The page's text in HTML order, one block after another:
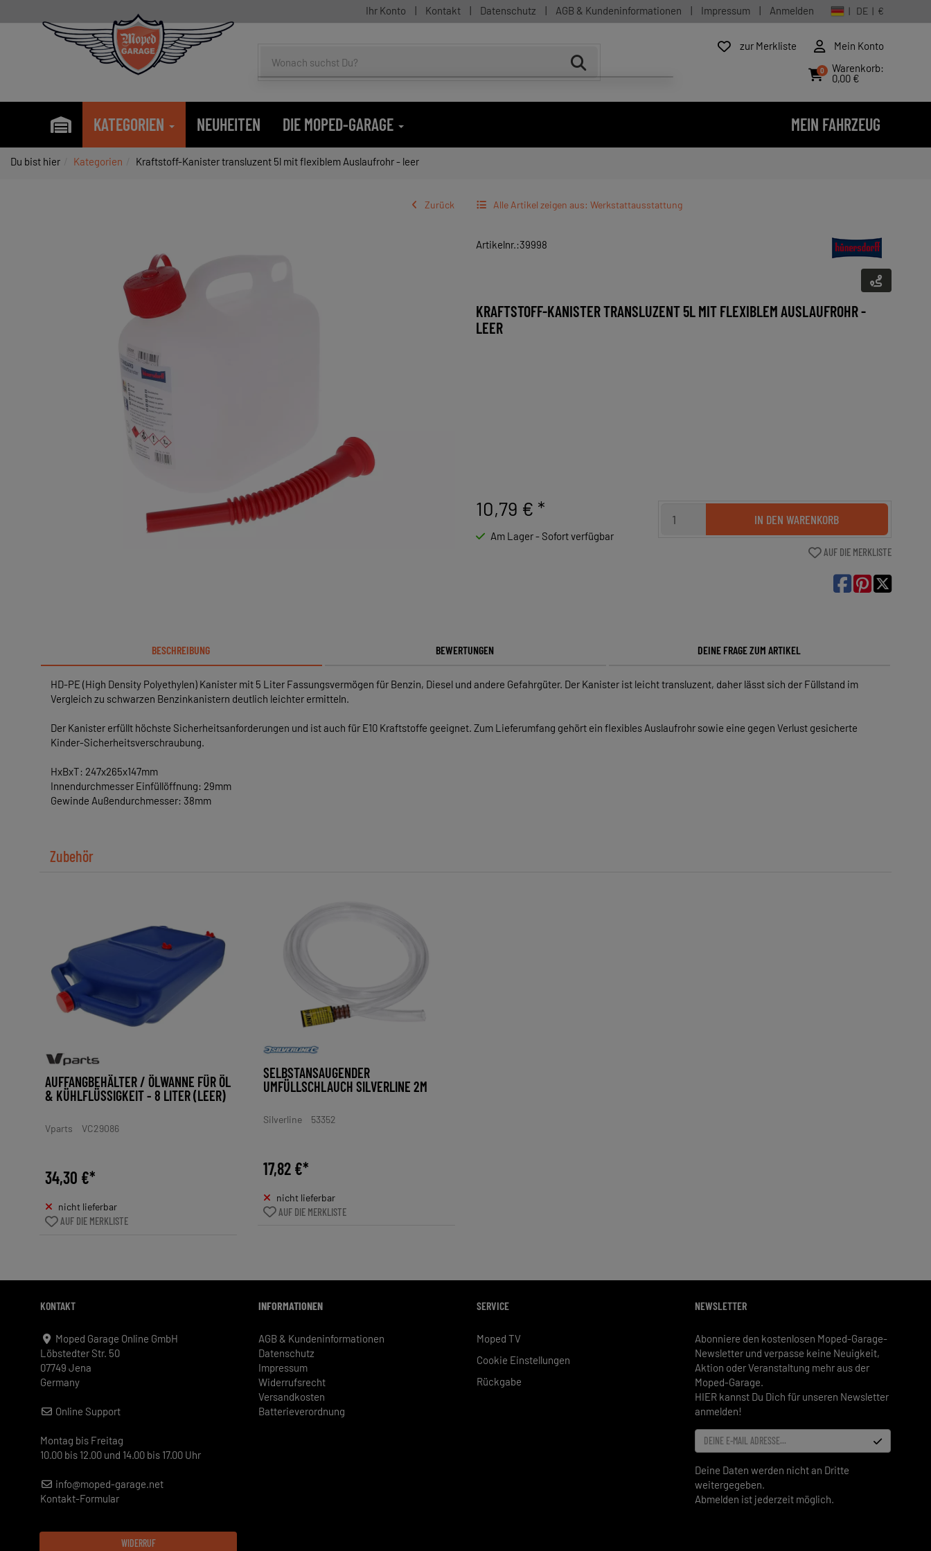
Ihr Konto | Kontakt | Datenschutz | AGB & Kundeninformationen | Impressum | Anmelden | DE | €
zur Merkliste Mein Konto
0
Warenkorb:
0,00 €
KATEGORIEN NEUHEITEN DIE MOPED-GARAGE MEIN FAHRZEUG
Du bist hier Kategorien Kraftstoff-Kanister transluzent 5l mit flexiblem Auslaufrohr - leer
Zurück Alle Artikel zeigen aus: Werkstattausstattung
Artikelnr.:39998
KRAFTSTOFF-KANISTER TRANSLUZENT 5L MIT FLEXIBLEM AUSLAUFROHR -
LEER
10,79 € *
Am Lager - Sofort verfügbar
IN DEN WARENKORB
AUF DIE MERKLISTE

BESCHREIBUNG BEWERTUNGEN DEINE FRAGE ZUM ARTIKEL
HD-PE (High Density Polyethylen) Kanister mit 5 Liter Fassungsvermögen für Benzin, Diesel und andere Gefahrgüter. Der Kanister ist leicht transluzent, daher lässt sich der Füllstand im
Vergleich zu schwarzen Benzinkanistern deutlich leichter ermitteln.
Der Kanister erfüllt höchste Sicherheitsanforderungen und ist auch für E10 Kraftstoffe geeignet. Zum Lieferumfang gehört ein flexibles Auslaufrohr sowie eine gegen Verlust gesicherte
Kinder-Sicherheitsverschraubung.
HxBxT: 247x265x147mm
Innendurchmesser Einfüllöffnung: 29mm
Gewinde Außendurchmesser: 38mm
Zubehör
AUFFANGBEHÄLTER / ÖLWANNE FÜR ÖL
& KÜHLFLÜSSIGKEIT - 8 LITER (LEER)
Vparts VC29086
34,30 €*
nicht lieferbar
AUF DIE MERKLISTE
SELBSTANSAUGENDER
UMFÜLLSCHLAUCH SILVERLINE 2M
Silverline 53352
17,82 €*
nicht lieferbar
AUF DIE MERKLISTE
KONTAKT
Moped Garage Online GmbH
Löbstedter Str. 50
07749 Jena
Germany
Online Support
Montag bis Freitag
10.00 bis 12.00 und 14.00 bis 17.00 Uhr
info@moped-garage.net
Kontakt-Formular
INFORMATIONEN
AGB & Kundeninformationen
Datenschutz
Impressum
Widerrufsrecht
Versandkosten
Batterieverordnung
SERVICE
Moped TV
Cookie Einstellungen
Rückgabe
NEWSLETTER
Abonniere den kostenlosen Moped-Garage-
Newsletter und verpasse keine Neuigkeit,
Aktion oder Veranstaltung mehr aus der
Moped-Garage.
HIER kannst Du Dich für unseren Newsletter
anmelden!
DEINE E-MAIL ADRESSE...
Deine Daten werden nicht an Dritte
weitergegeben.
Abmelden ist jederzeit möglich.
WIDERRUF